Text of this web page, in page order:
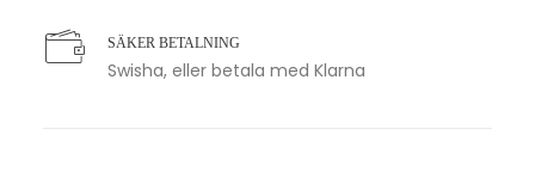
SÄKER BETALNING
Swisha, eller betala med Klarna